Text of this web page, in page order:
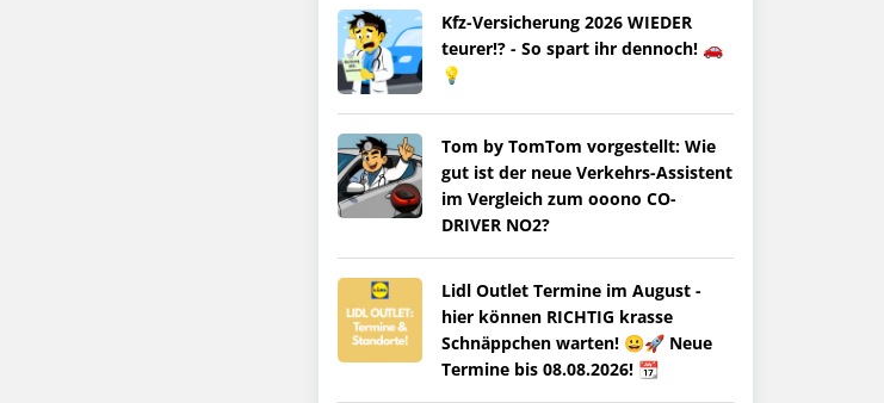
Kfz-Versicherung 2026 WIEDER
teurer!? - So spart ihr dennoch! 🚗
💡
Tom by TomTom vorgestellt: Wie
gut ist der neue Verkehrs-Assistent
im Vergleich zum ooono CO-
DRIVER NO2?
Lidl Outlet Termine im August -
hier können RICHTIG krasse
Schnäppchen warten! 😀🚀 Neue
Termine bis 08.08.2026! 📆